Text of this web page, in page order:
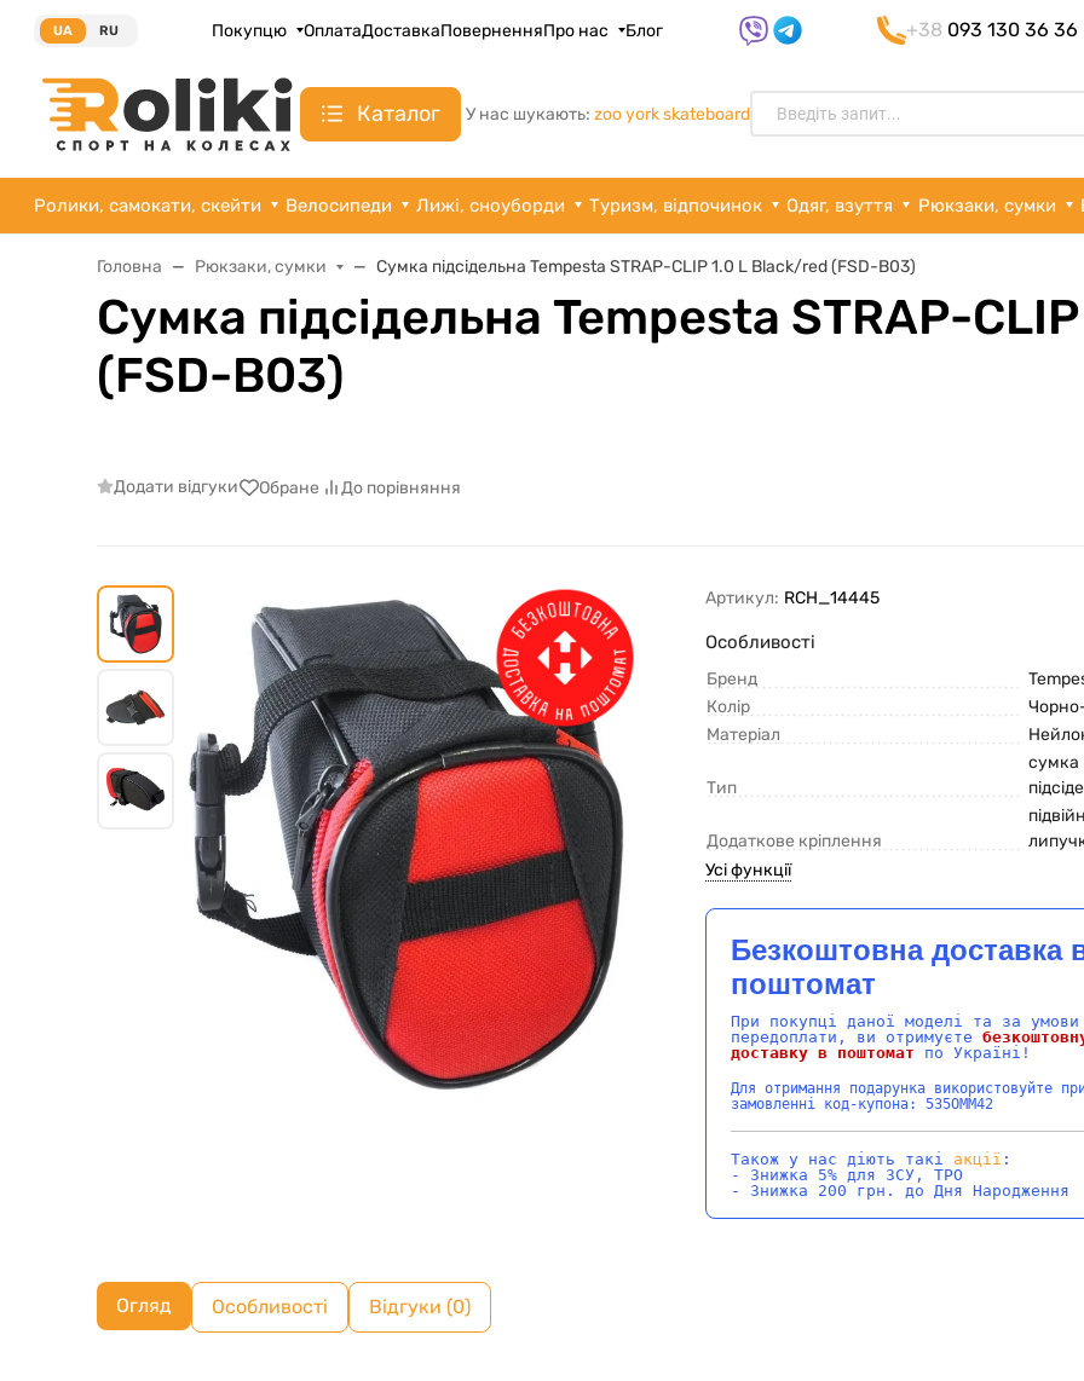
UA RU Покупцю ОплатаДоставкаПоверненняПро нас Блог +38 093 130 36 36
Каталог У нас шукають: zoo york skateboard
Ролики, самокати, скейти Велосипеди Лижі, сноуборди Туризм, відпочинок Одяг, взуття Рюкзаки, сумки
Головна Рюкзаки, сумки Сумка підсідельна Tempesta STRAP-CLIP 1.0 L Black/red (FSD-B03)
Сумка підсідельна Tempesta STRAP-
(FSD-B03)
Додати відгуки Обране До порівняння
Артикул: RCH_14445
Особливості
Бренд
Колір
Матеріал
Тип
сумка
Додаткове кріплення
Усі функції
Безкоштовна доставка
поштомат
При покупці даної моделі та за умови
передоплати, ви отримуєте
доставку в поштомат по Україні!
Для отримання подарунка використовуйте
замовленні код-купона: 535OMM42
Також у нас діють такі акції :
- Знижка 5% для ЗСУ, ТРО
- Знижка 200 грн. до Дня Народження
Огляд Особливості Відгуки (0)